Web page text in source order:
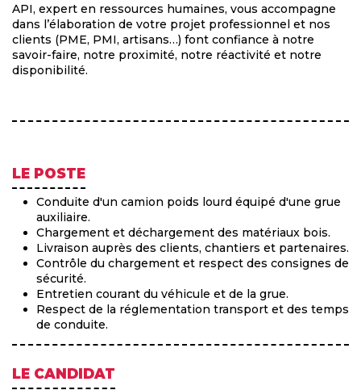
API, expert en ressources humaines, vous accompagne
dans l’élaboration de votre projet professionnel et nos
clients (PME, PMI, artisans…) font confiance à notre
savoir-faire, notre proximité, notre réactivité et notre
disponibilité.
LE POSTE
Conduite d'un camion poids lourd équipé d'une grue
auxiliaire.
Chargement et déchargement des matériaux bois.
Livraison auprès des clients, chantiers et partenaires.
Contrôle du chargement et respect des consignes de
sécurité.
Entretien courant du véhicule et de la grue.
Respect de la réglementation transport et des temps
de conduite.
LE CANDIDAT